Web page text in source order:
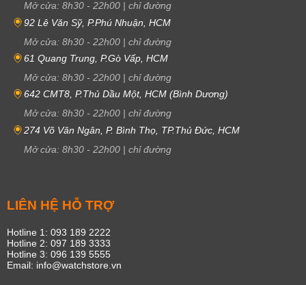
Mở cửa: 8h30 - 22h00 | chỉ đường
92 Lê Văn Sỹ, P.Phú Nhuận, HCM
Mở cửa: 8h30 - 22h00 | chỉ đường
61 Quang Trung, P.Gò Vấp, HCM
Mở cửa: 8h30 - 22h00 | chỉ đường
642 CMT8, P.Thủ Dầu Một, HCM (Bình Dương)
Mở cửa: 8h30 - 22h00 | chỉ đường
274 Võ Văn Ngân, P. Bình Thọ, TP.Thủ Đức, HCM
Mở cửa: 8h30 - 22h00 | chỉ đường
LIÊN HỆ HỖ TRỢ
Hotline 1: 093 189 2222
Hotline 2: 097 189 3333
Hotline 3: 096 139 5555
Email: info@watchstore.vn